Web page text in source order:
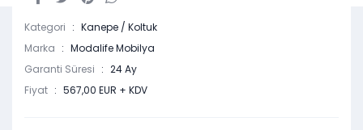
Kategori
Kanepe / Koltuk
Marka
Modalife Mobilya
Garanti Süresi
24 Ay
Fiyat
567,00 EUR + KDV